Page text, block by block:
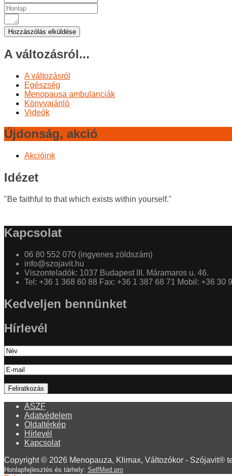
A változásról...
A változásról
Egészség
Menopausa ambulanciák
Könyvajánló
Videók
Újdonság, akció
Akcióink
Idézet
"Be faithful to that which exists within yourself."
Kapcsolat
06 80 552 070 (ingyenes zöldszám)
info@szojavit.hu
Viszonteladók: 1037 Budapest III. Máramaros u. 46.
Tel: +36 1 368 60 88 Fax: +36 1 387 68 71 Mobil: +36 30
Kedveljen bennünket
Hírlevél
ÁSZF
Adatvédelem
Oldaltérkép
Hírlevél
Kapcsolat
Copyright © 2026 Menopauza, Klimax, Változókor - Szójavit®
Honlapfejlesztés és tárhely: SelfMed.pro